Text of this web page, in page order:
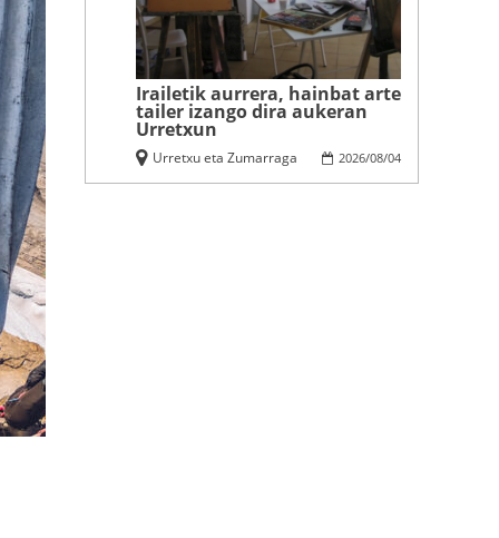
Irailetik aurrera, hainbat arte
tailer izango dira aukeran
Urretxun
2026/08/04
Urretxu eta Zumarraga